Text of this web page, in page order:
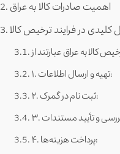
اهمیت صادرات کالا به عراق
کلیدی در فرایند ترخیص کالا
۱. تهیه و ارسال اطلاعات:
۲. ثبت نام در گمرک:
۴. پرداخت هزینه‌ها: